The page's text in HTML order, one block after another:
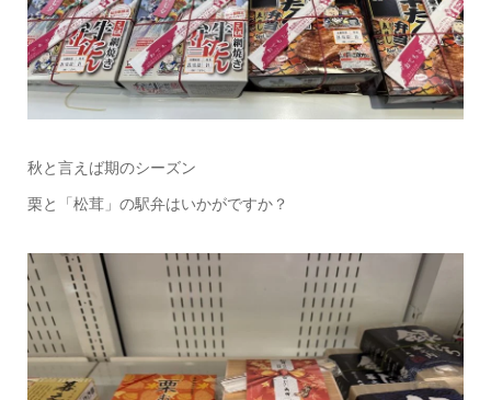
秋と言えば期のシーズン
栗と「松茸」の駅弁はいかがですか？